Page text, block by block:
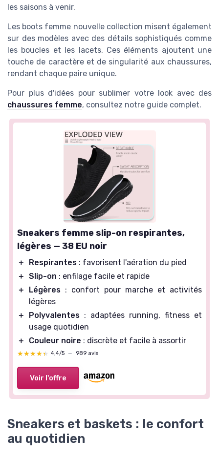
les saisons à venir.
Les boots femme nouvelle collection misent également
sur des modèles avec des détails sophistiqués comme
les boucles et les lacets. Ces éléments ajoutent une
touche de caractère et de singularité aux chaussures,
rendant chaque paire unique.
Pour plus d'idées pour sublimer votre look avec des
chaussures femme, consultez notre guide complet.
Sneakers femme slip-on respirantes,
légères — 38 EU noir
＋ Respirantes : favorisent l'aération du pied
＋ Slip-on : enfilage facile et rapide
＋
Légères : confort pour marche et activités
légères
＋
Polyvalentes : adaptées running, fitness et
usage quotidien
＋
Couleur noire : discrète et facile à assortir
★★★★★
★★★★★ 4,4/5 — 989 avis
Voir l'offre
Sneakers et baskets : le confort
au quotidien